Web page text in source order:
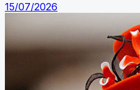
15/07/2026